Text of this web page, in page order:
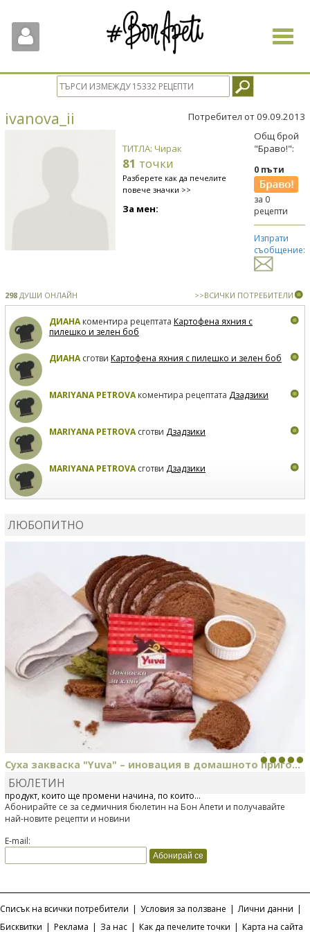
Toggle
ivanova_ii Потребител от 09.09.2013
ТИТЛА: Чирак
81 точки
Разберете как да печелите
повече значки >>
За мен:
Общ брой
"Браво!":
0 пъти
за 0
рецепти
Изпрати
съобщение:
298 ДУШИ ОНЛАЙН >>ВСИЧКИ ПОТРЕБИТЕЛИ
ДИАНАкоментира рецептата Картофена яхния с
пилешко и зелен боб
ДИАНАсготви Картофена яхния с пилешко и зелен боб
MARIYANA PETROVAкоментира рецептата Дзадзики
MARIYANA PETROVAсготви Дзадзики
MARIYANA PETROVAсготви Дзадзики
ЛЮБОПИТНО
Суха закваска "Yuva" – иновация в домашното приго...
Отскоро Лесафр България стартира предлагането на изцяло нов
продукт, който ще промени начина, по който...
БЮЛЕТИН
Абонирайте се за седмичния бюлетин на Бон Апети и получавайте
най-новите рецепти и новини
E-mail:
Списък на всички потребители | Условия за ползване | Лични данни |
Бисквитки | Реклама | За нас | Как да печелите точки | Карта на сайта